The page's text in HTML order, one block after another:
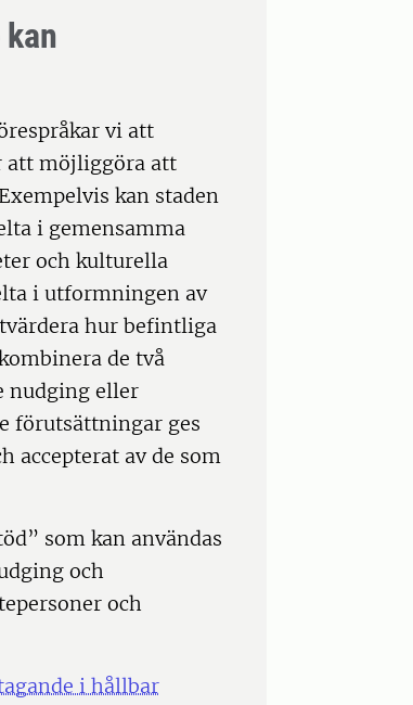
vi att
att möjliggöra att
kan staden
i gemensamma
och kulturella
i utformningen av
hur befintliga
de två
nudging eller
förutsättningar ges
accepterat av de som
som kan användas
och
och
i hållbar